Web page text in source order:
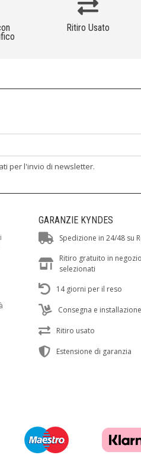
Ritiro Usato
per l'invio di newsletter.
GARANZIE KYNDES
Spedizione in 24/48 su
Ritiro gratuito in
selezionati
14 giorni per il reso
Consegna e
Ritiro usato
Estensione di garanzia